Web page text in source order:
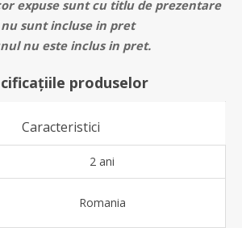
expuse sunt cu titlu de prezentare
nu sunt incluse in pret
nu este inclus in pret.
produselor
Caracteristici
2 ani
Romania